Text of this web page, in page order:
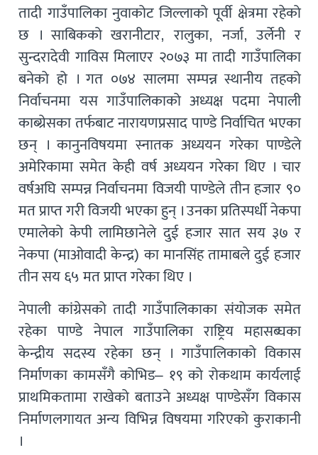
तादी गाउँपालिका नुवाकोट जिल्लाको पूर्वी क्षेत्रमा रहेको
छ । साबिकको खरानीटार, रालुका, नर्जा, उर्लेनी र
सुन्दरादेवी गाविस मिलाएर २०७३ मा तादी गाउँपालिका
बनेको हो । गत ०७४ सालमा सम्पन्न स्थानीय तहको
निर्वाचनमा यस गाउँपालिकाको अध्यक्ष पदमा नेपाली
काब्ग्रेसका तर्फबाट नारायणप्रसाद पाण्डे निर्वाचित भएका
छन् । कानुनविषयमा स्नातक अध्ययन गरेका पाण्डेले
अमेरिकामा समेत केही वर्ष अध्ययन गरेका थिए । चार
वर्षअघि सम्पन्न निर्वाचनमा विजयी पाण्डेले तीन हजार ९०
मत प्राप्त गरी विजयी भएका हुन् । उनका प्रतिस्पर्धी नेकपा
एमालेको केपी लामिछानेले दुई हजार सात सय ३७ र
नेकपा (माओवादी केन्द्र) का मानसिंह तामाबले दुई हजार
तीन सय ६५ मत प्राप्त गरेका थिए ।
नेपाली कांग्रेसको तादी गाउँपालिकाका संयोजक समेत
रहेका पाण्डे नेपाल गाउँपालिका राष्ट्रिय महासब्घका
केन्द्रीय सदस्य रहेका छन् । गाउँपालिकाको विकास
निर्माणका कामसँगै कोभिड– १९ को रोकथाम कार्यलाई
प्राथमिकतामा राखेको बताउने अध्यक्ष पाण्डेसँग विकास
निर्माणलगायत अन्य विभिन्न विषयमा गरिएको कुराकानी
।